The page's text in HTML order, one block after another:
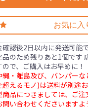
お気に入
確認後2日以内に発送可能
品のため残りあと1個です
ので、ご購入はお早めに！
・離島及び、バンパーな
超えるモノ)は送料が別途
商品につきましては、ご
問い合わせくださいますよ